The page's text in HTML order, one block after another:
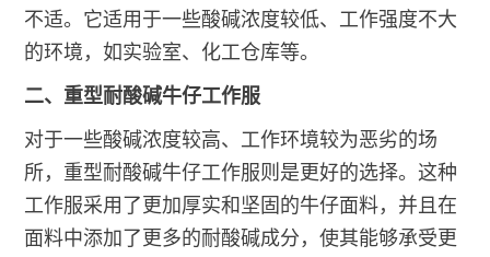
不适。它适用于一些酸碱浓度较低、工作强度不大
的环境，如实验室、化工仓库等。
二、重型耐酸碱牛仔工作服
对于一些酸碱浓度较高、工作环境较为恶劣的场
所，重型耐酸碱牛仔工作服则是更好的选择。这种
工作服采用了更加厚实和坚固的牛仔面料，并且在
面料中添加了更多的耐酸碱成分，使其能够承受更